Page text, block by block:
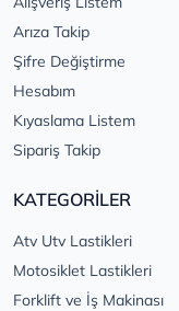
Arıza Takip
Şifre Değiştirme
Hesabım
Kıyaslama Listem
Sipariş Takip
KATEGORİLER
Atv Utv Lastikleri
Motosiklet Lastikleri
Forklift ve İş Makinası